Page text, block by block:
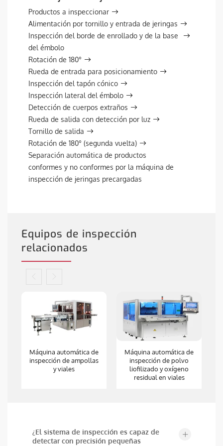
Productos a inspeccionar
Alimentación por tornillo y entrada de jeringas
Inspección del borde de enrollado y de la base
del émbolo
Rotación de 180°
Rueda de entrada para posicionamiento
Inspección del tapón cónico
Inspección lateral del émbolo
Detección de cuerpos extraños
Rueda de salida con detección por luz
Tornillo de salida
Rotación de 180° (segunda vuelta)
Separación automática de productos
conformes y no conformes por la máquina de
inspección de jeringas precargadas
Equipos de inspección
relacionados
Máquina automática de
inspección de ampollas
y viales
Máquina automática de
inspección de polvo
liofilizado y oxígeno
residual en viales
¿El sistema de inspección es capaz de
detectar con precisión pequeñas